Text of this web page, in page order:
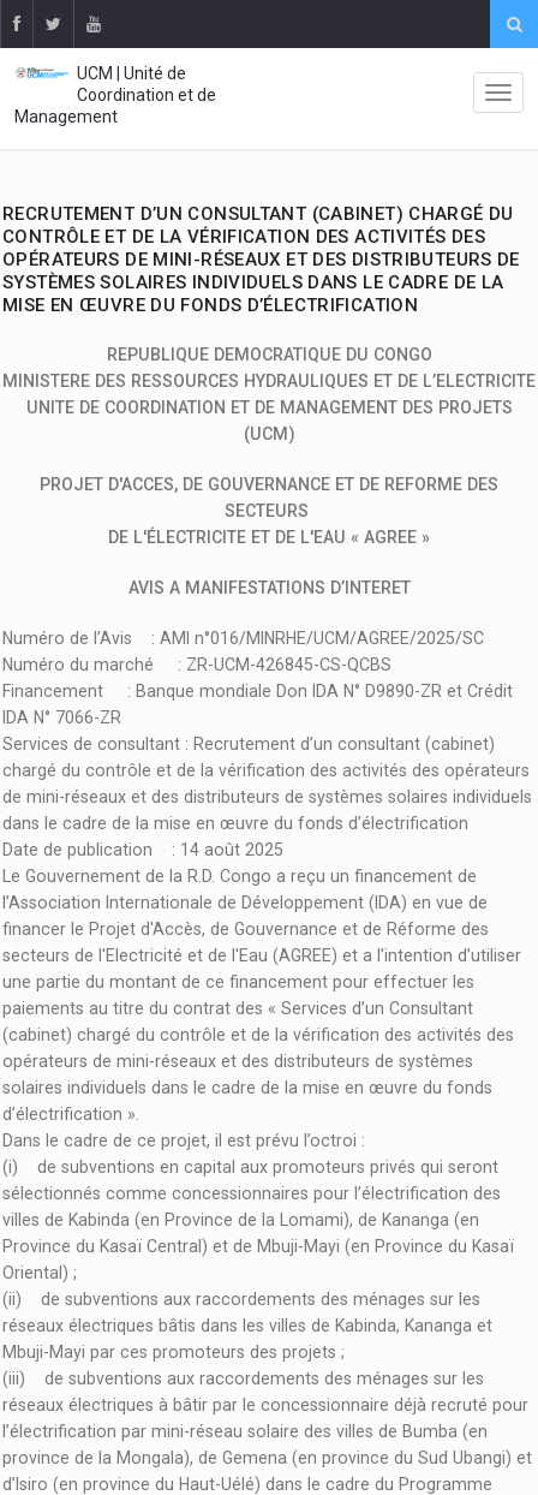
UCM | Unité de
Coordination et de
Management
RECRUTEMENT D’UN CONSULTANT (CABINET) CHARGÉ DU
CONTRÔLE ET DE LA VÉRIFICATION DES ACTIVITÉS DES
OPÉRATEURS DE MINI-RÉSEAUX ET DES DISTRIBUTEURS DE
SYSTÈMES SOLAIRES INDIVIDUELS DANS LE CADRE DE LA
MISE EN ŒUVRE DU FONDS D’ÉLECTRIFICATION
REPUBLIQUE DEMOCRATIQUE DU CONGO
MINISTERE DES RESSOURCES HYDRAULIQUES ET DE L’ELECTRICITE
UNITE DE COORDINATION ET DE MANAGEMENT DES PROJETS
(UCM)
PROJET D'ACCES, DE GOUVERNANCE ET DE REFORME DES
SECTEURS
DE L'ÉLECTRICITE ET DE L'EAU « AGREE »
AVIS A MANIFESTATIONS D’INTERET
Numéro de l’Avis : AMI n°016/MINRHE/UCM/AGREE/2025/SC
Numéro du marché : ZR-UCM-426845-CS-QCBS
Financement : Banque mondiale Don IDA N° D9890-ZR et Crédit
IDA N° 7066-ZR
Services de consultant : Recrutement d’un consultant (cabinet)
chargé du contrôle et de la vérification des activités des opérateurs
de mini-réseaux et des distributeurs de systèmes solaires individuels
dans le cadre de la mise en œuvre du fonds d’électrification
Date de publication : 14 août 2025
Le Gouvernement de la R.D. Congo a reçu un financement de
l’Association Internationale de Développement (IDA) en vue de
financer le Projet d'Accès, de Gouvernance et de Réforme des
secteurs de l'Electricité et de l'Eau (AGREE) et a l’intention d’utiliser
une partie du montant de ce financement pour effectuer les
paiements au titre du contrat des « Services d’un Consultant
(cabinet) chargé du contrôle et de la vérification des activités des
opérateurs de mini-réseaux et des distributeurs de systèmes
solaires individuels dans le cadre de la mise en œuvre du fonds
d’électrification ».
Dans le cadre de ce projet, il est prévu l’octroi :
(i) de subventions en capital aux promoteurs privés qui seront
sélectionnés comme concessionnaires pour l’électrification des
villes de Kabinda (en Province de la Lomami), de Kananga (en
Province du Kasaï Central) et de Mbuji-Mayi (en Province du Kasaï
Oriental) ;
(ii) de subventions aux raccordements des ménages sur les
réseaux électriques bâtis dans les villes de Kabinda, Kananga et
Mbuji-Mayi par ces promoteurs des projets ;
(iii) de subventions aux raccordements des ménages sur les
réseaux électriques à bâtir par le concessionnaire déjà recruté pour
l’électrification par mini-réseau solaire des villes de Bumba (en
province de la Mongala), de Gemena (en province du Sud Ubangi) et
d’Isiro (en province du Haut-Uélé) dans le cadre du Programme